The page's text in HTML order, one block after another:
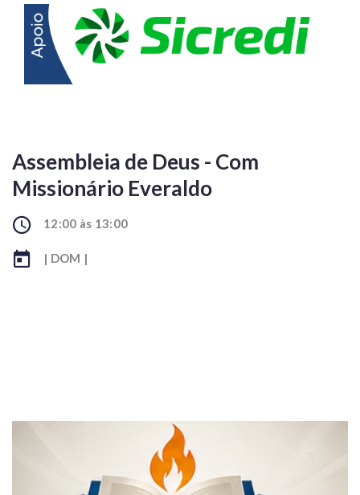
Assembleia de Deus - Com
Missionário Everaldo
12:00 às 13:00
| DOM |